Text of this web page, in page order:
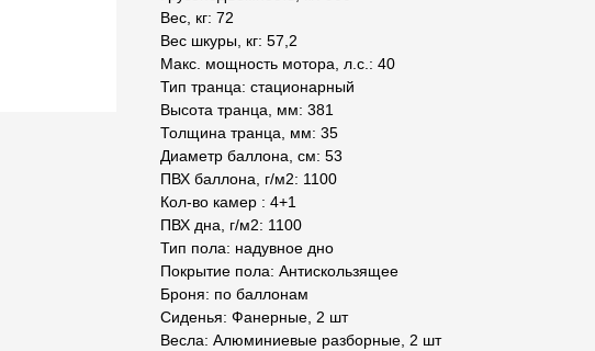
Вес, кг: 72
Вес шкуры, кг: 57,2
Макс. мощность мотора, л.с.: 40
Тип транца: стационарный
Высота транца, мм: 381
Толщина транца, мм: 35
Диаметр баллона, см: 53
ПВХ баллона, г/м2: 1100
Кол-во камер : 4+1
ПВХ дна, г/м2: 1100
Тип пола: надувное дно
Покрытие пола: Антискользящее
Броня: по баллонам
Сиденья: Фанерные, 2 шт
Весла: Алюминиевые разборные, 2 шт